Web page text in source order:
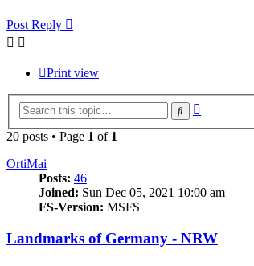
Post Reply
Print view
Search
20 posts • Page 1 of 1
OrtiMai
Posts: 46
Joined: Sun Dec 05, 2021 10:00 am
FS-Version: MSFS
Landmarks of Germany - NRW